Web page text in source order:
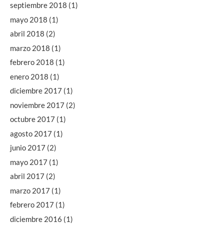
septiembre 2018 (1)
mayo 2018 (1)
abril 2018 (2)
marzo 2018 (1)
febrero 2018 (1)
enero 2018 (1)
diciembre 2017 (1)
noviembre 2017 (2)
octubre 2017 (1)
agosto 2017 (1)
junio 2017 (2)
mayo 2017 (1)
abril 2017 (2)
marzo 2017 (1)
febrero 2017 (1)
diciembre 2016 (1)